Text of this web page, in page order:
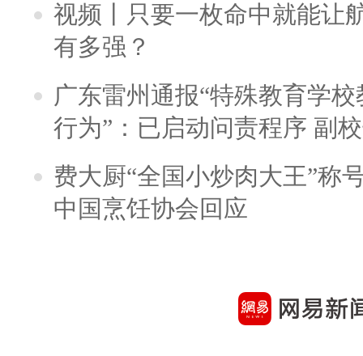
视频丨只要一枚命中就能让
有多强？
广东雷州通报“特殊教育学
行为”：已启动问责程序 副
费大厨“全国小炒肉大王”称
中国烹饪协会回应